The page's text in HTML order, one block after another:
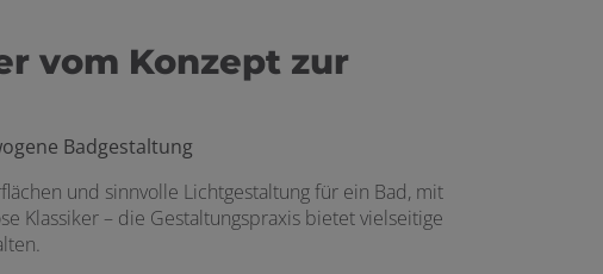
vom Konzept zur
Badgestaltung
und sinnvolle Lichtgestaltung für ein Bad, mit
Klassiker – die Gestaltungspraxis bietet vielseitige